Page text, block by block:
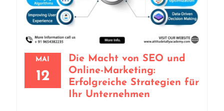
MAI
12
Die Macht von SEO und
Online-Marketing:
Erfolgreiche Strategien für
Ihr Unternehmen